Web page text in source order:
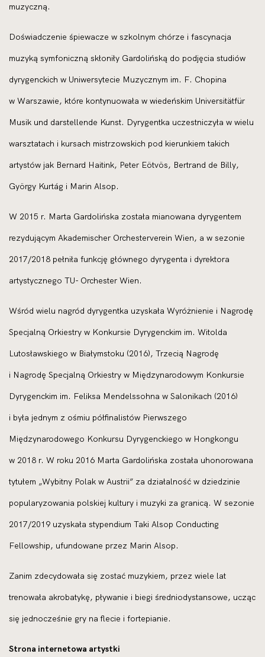
muzyczną.
Doświadczenie śpiewacze w szkolnym chórze i fascynacja
muzyką symfoniczną skłoniły Gardolińską do podjęcia studiów
dyrygenckich w Uniwersytecie Muzycznym im. F. Chopina
w Warszawie, które kontynuowała w wiedeńskim Universitätfür
Musik und darstellende Kunst. Dyrygentka uczestniczyła w wielu
warsztatach i kursach mistrzowskich pod kierunkiem takich
artystów jak Bernard Haitink, Peter Eötvös, Bertrand de Billy,
György Kurtág i Marin Alsop.
W 2015 r. Marta Gardolińska została mianowana dyrygentem
rezydującym Akademischer Orchesterverein Wien, a w sezonie
2017/2018 pełniła funkcję głównego dyrygenta i dyrektora
artystycznego TU- Orchester Wien.
Wśród wielu nagród dyrygentka uzyskała Wyróżnienie i Nagrodę
Specjalną Orkiestry w Konkursie Dyrygenckim im. Witolda
Lutosławskiego w Białymstoku (2016), Trzecią Nagrodę
i Nagrodę Specjalną Orkiestry w Międzynarodowym Konkursie
Dyrygenckim im. Feliksa Mendelssohna w Salonikach (2016)
i była jednym z ośmiu półfinalistów Pierwszego
Międzynarodowego Konkursu Dyrygenckiego w Hongkongu
w 2018 r. W roku 2016 Marta Gardolińska została uhonorowana
tytułem „Wybitny Polak w Austrii” za działalność w dziedzinie
popularyzowania polskiej kultury i muzyki za granicą. W sezonie
2017/2019 uzyskała stypendium Taki Alsop Conducting
Fellowship, ufundowane przez Marin Alsop.
Zanim zdecydowała się zostać muzykiem, przez wiele lat
trenowała akrobatykę, pływanie i biegi średniodystansowe, ucząc
się jednocześnie gry na flecie i fortepianie.
Strona internetowa artystki